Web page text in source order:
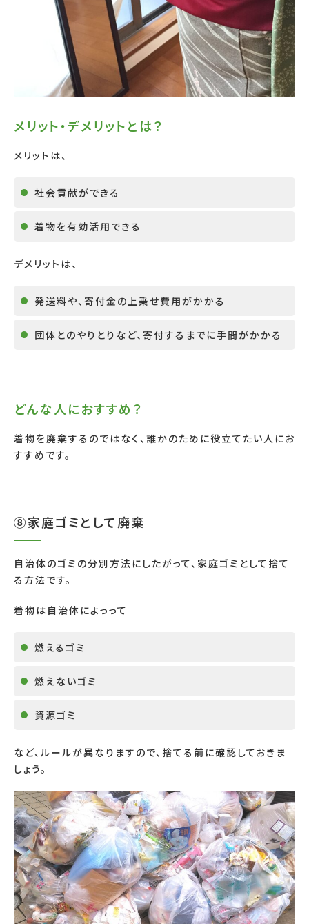
メリット・デメリットとは？
メリットは、
社会貢献ができる
着物を有効活用できる
デメリットは、
発送料や、寄付金の上乗せ費用がかかる
団体とのやりとりなど、寄付するまでに手間がかかる
どんな人におすすめ？
着物を廃棄するのではなく、誰かのために役立てたい人にお
すすめです。
⑧家庭ゴミとして廃棄
自治体のゴミの分別方法にしたがって、家庭ゴミとして捨て
る方法です。
着物は自治体によっって
燃えるゴミ
燃えないゴミ
資源ゴミ
など、ルールが異なりますので、捨てる前に確認しておきま
しょう。